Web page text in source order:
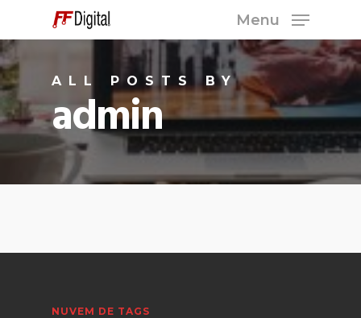
to
main
content
Menu
ALL POSTS BY
admin
NUVEM DE TAGS
Close
Menu